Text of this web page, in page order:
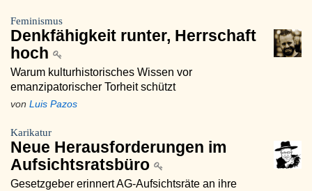
Feminismus
Denkfähigkeit runter, Herrschaft
hoch
Warum kulturhistorisches Wissen vor
emanzipatorischer Torheit schützt
von Luis Pazos
Karikatur
Neue Herausforderungen im
Aufsichtsratsbüro
Gesetzgeber erinnert AG-Aufsichtsräte an ihre